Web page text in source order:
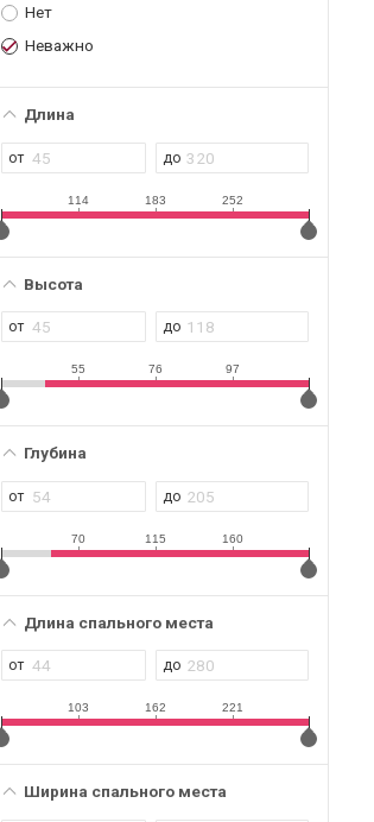
Нет
Неважно
Длина
114 183 252
Высота
55 76 97
Глубина
70 115 160
Длина спального места
103 162 221
Ширина спального места